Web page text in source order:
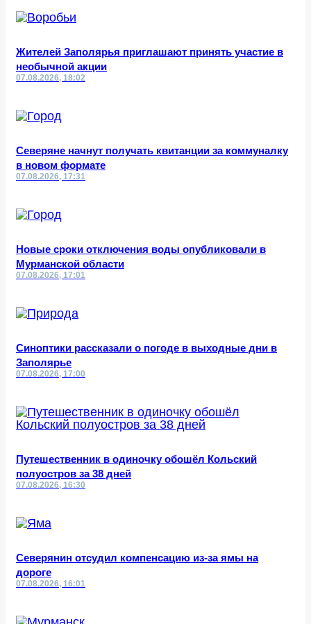
Жителей Заполярья приглашают принять участие в
необычной акции
07.08.2026, 18:02
Северяне начнут получать квитанции за коммуналку
в новом формате
07.08.2026, 17:31
Новые сроки отключения воды опубликовали в
Мурманской области
07.08.2026, 17:01
Синоптики рассказали о погоде в выходные дни в
Заполярье
07.08.2026, 17:00
Путешественник в одиночку обошёл Кольский
полуостров за 38 дней
07.08.2026, 16:30
Северянин отсудил компенсацию из-за ямы на
дороге
07.08.2026, 16:01